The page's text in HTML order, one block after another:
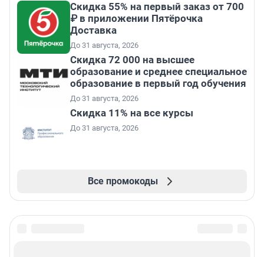
Скидка 55% на первый заказ от 700
₽ в приложении Пятёрочка
Доставка
До 31 августа, 2026
Скидка 72 000 на высшее
образование и среднее специальное
образование в первый год обучения
До 31 августа, 2026
Скидка 11% на все курсы
До 31 августа, 2026
Все промокоды